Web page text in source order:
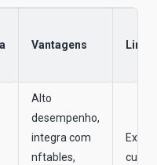
Vantagens
Alto
desempenho,
integra com
nftables,
Exige
curva